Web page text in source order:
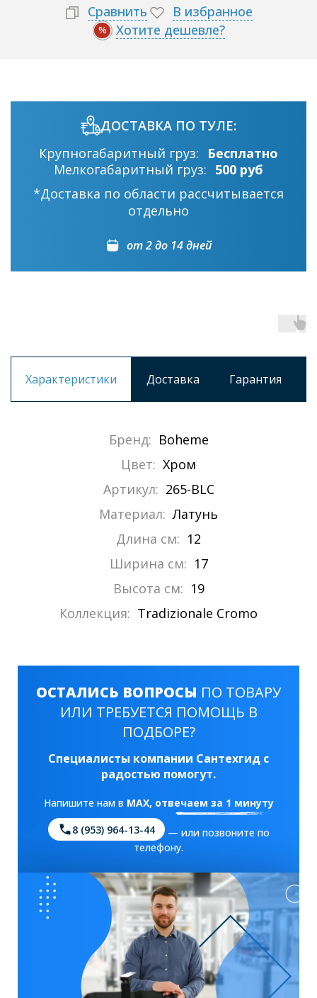
Сравнить В избранное
% Хотите дешевле?
ДОСТАВКА ПО ТУЛЕ:
Крупногабаритный груз:
Бесплатно
Мелкогабаритный груз: 500 руб
*Доставка по области рассчитывается
отдельно
от 2 до 14 дней
Характеристики Доставка Гарантия
Бренд: Boheme
Цвет: Хром
Артикул: 265-BLC
Материал: Латунь
Длина см: 12
Ширина см: 17
Высота см: 19
Коллекция: Tradizionale Cromo
ОСТАЛИСЬ ВОПРОСЫ ПО ТОВАРУ
ИЛИ ТРЕБУЕТСЯ ПОМОЩЬ В
ПОДБОРЕ?
Специалисты компании Сантехгид с
радостью помогут.
Напишите нам в MAX, отвечаем за 1 минуту
8 (953) 964-13-44
— или позвоните по
телефону.